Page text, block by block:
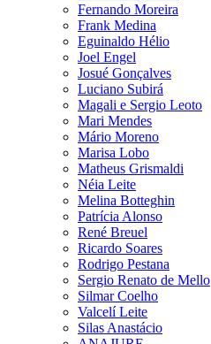
Fernando Moreira
Frank Medina
Eguinaldo Hélio
Joel Engel
Josué Gonçalves
Luciano Subirá
Magali e Sergio Leoto
Mari Mendes
Mário Moreno
Marisa Lobo
Matheus Grismaldi
Néia Leite
Melina Botteghin
Patrícia Alonso
René Breuel
Ricardo Soares
Rodrigo Pestana
Sergio Renato de Mello
Silmar Coelho
Valcelí Leite
Silas Anastácio